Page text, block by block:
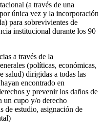
(a través de una
única vez y la incorporación
para sobrevivientes de
institucional durante los 90
a través de la
(políticas, económicas,
salud) dirigidas a todas las
encontrado en
y prevenir los daños de
un cupo y/o derecho
de estudio, asignación de